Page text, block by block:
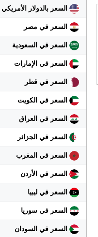
السعر بالدولار الأمريكي
السعر في مصر
السعر في السعودية
السعر في الإمارات
السعر في قطر
السعر في الكويت
السعر في العراق
السعر في الجزائر
السعر في المغرب
السعر في الأردن
السعر في ليبيا
السعر في سوريا
السعر في السودان